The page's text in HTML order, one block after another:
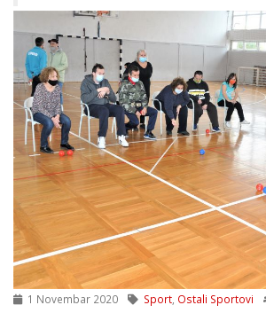
1 Novembar 2020 Sport Ostali Sportovi